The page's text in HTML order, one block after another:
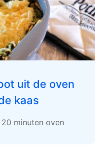
uit de oven
kaas
minuten oven